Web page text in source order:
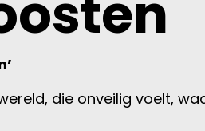
die onveilig voelt,